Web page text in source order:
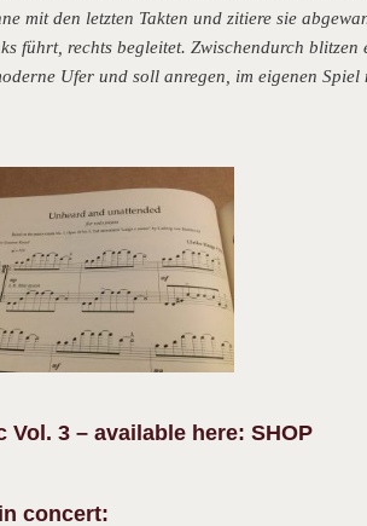
mit den letzten Takten und zitiere sie
führt, rechts begleitet. Zwischendurch blitzen
Ufer und soll anregen, im eigenen Spiel
Vol. 3 – available here: SHOP
concert: